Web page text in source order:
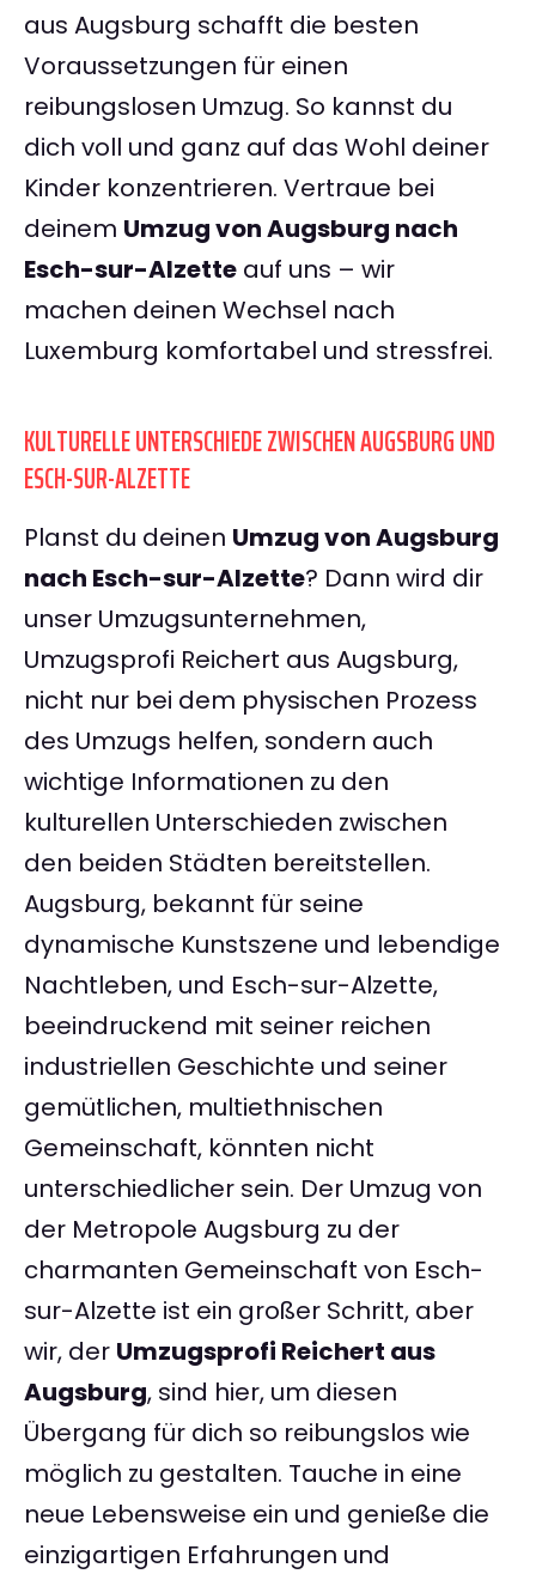
aus Augsburg schafft die besten
Voraussetzungen für einen
reibungslosen Umzug. So kannst du
dich voll und ganz auf das Wohl deiner
Kinder konzentrieren. Vertraue bei
deinem Umzug von Augsburg nach
Esch-sur-Alzette auf uns – wir
machen deinen Wechsel nach
Luxemburg komfortabel und stressfrei.
KULTURELLE UNTERSCHIEDE ZWISCHEN AUGSBURG UND
ESCH-SUR-ALZETTE
Planst du deinen Umzug von Augsburg
nach Esch-sur-Alzette? Dann wird dir
unser Umzugsunternehmen,
Umzugsprofi Reichert aus Augsburg,
nicht nur bei dem physischen Prozess
des Umzugs helfen, sondern auch
wichtige Informationen zu den
kulturellen Unterschieden zwischen
den beiden Städten bereitstellen.
Augsburg, bekannt für seine
dynamische Kunstszene und lebendige
Nachtleben, und Esch-sur-Alzette,
beeindruckend mit seiner reichen
industriellen Geschichte und seiner
gemütlichen, multiethnischen
Gemeinschaft, könnten nicht
unterschiedlicher sein. Der Umzug von
der Metropole Augsburg zu der
charmanten Gemeinschaft von Esch-
sur-Alzette ist ein großer Schritt, aber
wir, der Umzugsprofi Reichert aus
Augsburg, sind hier, um diesen
Übergang für dich so reibungslos wie
möglich zu gestalten. Tauche in eine
neue Lebensweise ein und genieße die
einzigartigen Erfahrungen und